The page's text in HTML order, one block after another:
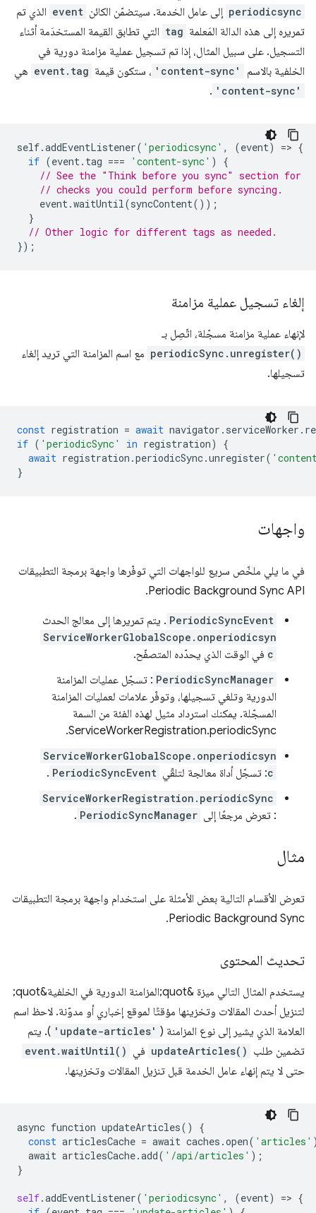
periodicsync إلى عامل الخدمة. سيتضمّن الكائن event الذي تم
تمريره إلى هذه الدالة المَعلمة tag التي تطابق القيمة المستخدَمة أثناء
التسجيل. على سبيل المثال، إذا تم تسجيل عملية مزامنة دورية في
الخلفية بالاسم
'content-sync' ، ستكون قيمة event.tag هي
'content-sync'
.
self.addEventListener( 'periodicsync' , (event) => {
if (event. tag === 'content-sync' )
{
// See the "Think before you sync" section for
// checks you could perform before syncing.
event.waitUntil(syncContent());
}
// Other logic for different tags as needed.
});
إلغاء تسجيل عملية مزامنة
لإنهاء عملية مزامنة مسجّلة، اتّصِل بـ
periodicSync.unregister() مع اسم المزامنة التي تريد إلغاء
تسجيلها.
const registration = await navigator . serviceWorker .
if ( 'periodicSync' in registration)
{
await registration .periodicSync.unregister(
}
واجهات
في ما يلي ملخّص سريع للواجهات التي توفّرها واجهة برمجة التطبيقات
Periodic Background Sync API.
PeriodicSyncEvent . يتم تمريرها إلى معالج الحدث
ServiceWorkerGlobalScope.onperiodicsyn
c في الوقت الذي يحدّده المتصفّح.
PeriodicSyncManager : تسجّل عمليات المزامنة
الدورية وتلغي تسجيلها، وتوفّر علامات لعمليات المزامنة
المسجّلة. يمكنك استرداد مثيل لهذه الفئة من السمة
ServiceWorkerRegistration.periodicSync.
ServiceWorkerGlobalScope.onperiodicsyn
c: تسجّل أداة معالجة لتلقّي PeriodicSyncEvent
.
ServiceWorkerRegistration.periodicSync
: تعرض مرجعًا إلى PeriodicSyncManager
.
مثال
تعرض الأقسام التالية بعض الأمثلة على استخدام واجهة برمجة التطبيقات
Periodic Background Sync.
تحديث المحتوى
يستخدم المثال التالي ميزة &quot;المزامنة الدورية في الخلفية&quot;
لتنزيل أحدث المقالات وتخزينها مؤقتًا لموقع إخباري أو مدوّنة. لاحظ اسم
العلامة الذي يشير إلى نوع المزامنة ( 'update-articles' ). يتم
تضمين طلب updateArticles() في event.waitUntil()
حتى لا يتم إنهاء عامل الخدمة قبل تنزيل المقالات وتخزينها.
async function updateArticles()
{
const articlesCache = await caches .open( 'articles'
await articlesCache.add( '/api/articles' );
}
self.addEventListener( 'periodicsync' , (event) => {